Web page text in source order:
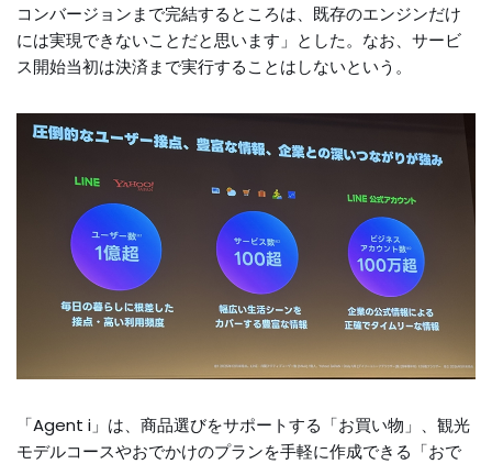
コンバージョンまで完結するところは、既存のエンジンだけ
には実現できないことだと思います」とした。なお、サービ
ス開始当初は決済まで実行することはしないという。
「Agent i」は、商品選びをサポートする「お買い物」、観光
モデルコースやおでかけのプランを手軽に作成できる「おで